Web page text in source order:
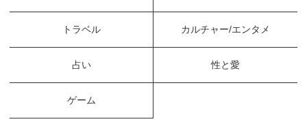
トラベル カルチャー/エンタメ
占い 性と愛
ゲーム